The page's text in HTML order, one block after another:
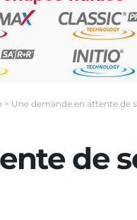
> Une demande en attente de
de